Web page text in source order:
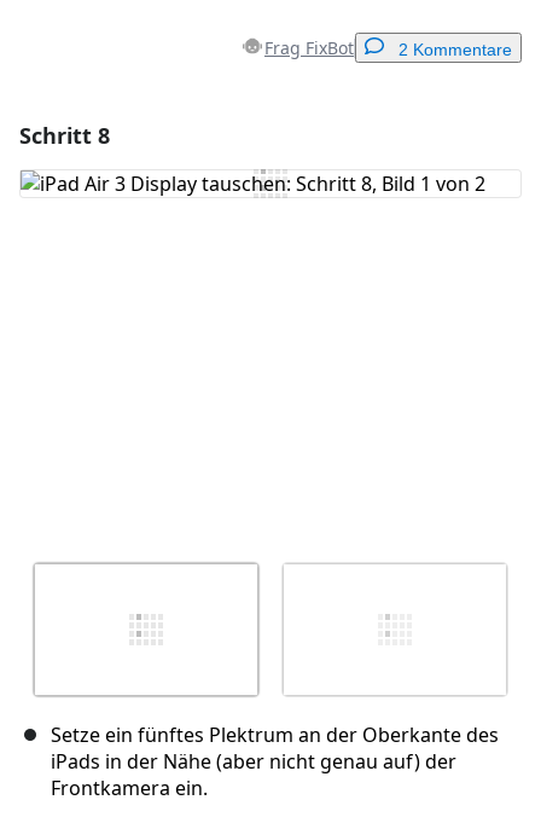
Frag FixBot 2 Kommentare
Kommentar hinzufügen
Schritt 8
Setze ein fünftes Plektrum an der Oberkante des
iPads in der Nähe (aber nicht genau auf) der
Frontkamera ein.